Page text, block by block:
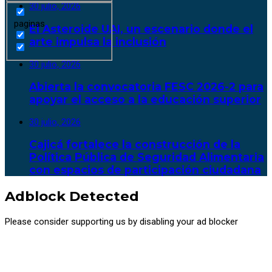
paginas
30 julio, 2026
El Asteroide UAI, un escenario donde el
arte impulsa la inclusión
30 julio, 2026
Abierta la convocatoria FESC 2026-2 para
apoyar el acceso a la educación superior
30 julio, 2026
Cajicá fortalece la construcción de la
Política Pública de Seguridad Alimentaria
con espacios de participación ciudadana
Adblock Detected
Please consider supporting us by disabling your ad blocker